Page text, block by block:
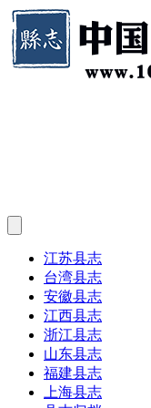
江苏县志
台湾县志
安徽县志
江西县志
浙江县志
山东县志
福建县志
上海县志